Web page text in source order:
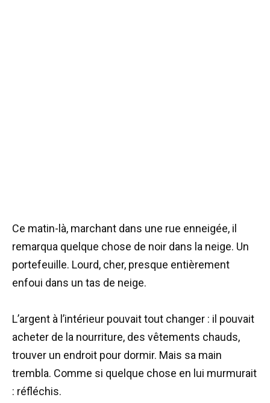
Ce matin-là, marchant dans une rue enneigée, il
remarqua quelque chose de noir dans la neige. Un
portefeuille. Lourd, cher, presque entièrement
enfoui dans un tas de neige.
L’argent à l’intérieur pouvait tout changer : il pouvait
acheter de la nourriture, des vêtements chauds,
trouver un endroit pour dormir. Mais sa main
trembla. Comme si quelque chose en lui murmurait
: réfléchis.